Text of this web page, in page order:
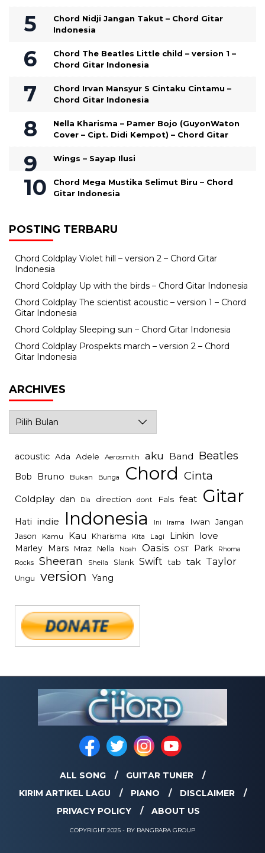
Chord Nidji Jangan Takut – Chord Gitar
Indonesia
Chord The Beatles Little child – version 1 –
Chord Gitar Indonesia
Chord Irvan Mansyur S Cintaku Cintamu –
Chord Gitar Indonesia
Nella Kharisma – Pamer Bojo (GuyonWaton
Cover – Cipt. Didi Kempot) – Chord Gitar
Wings – Sayap Ilusi
Chord Mega Mustika Selimut Biru – Chord
Gitar Indonesia
POSTING TERBARU
Chord Coldplay Violet hill – version 2 – Chord Gitar
Indonesia
Chord Coldplay Up with the birds – Chord Gitar Indonesia
Chord Coldplay The scientist acoustic – version 1 – Chord
Gitar Indonesia
Chord Coldplay Sleeping sun – Chord Gitar Indonesia
Chord Coldplay Prospekts march – version 2 – Chord
Gitar Indonesia
ARCHIVES
acoustic Ada Adele Aerosmith aku Band Beatles
Bob Bruno Bukan Bunga Chord Cinta
Coldplay dan Dia direction dont Fals feat Gitar
Hati indie Indonesia Ini Irama Iwan Jangan
Jason Kamu Kau Kharisma Kita Lagi Linkin love
Marley Mars Mraz Nella Noah Oasis OST Park Rhoma
Rocks Sheeran Sheila Slank Swift tab tak Taylor
Ungu version Yang
ALL SONG
GUITAR TUNER
KIRIM ARTIKEL LAGU
PIANO
DISCLAIMER
PRIVACY POLICY
ABOUT US
COPYRIGHT 2025 - BY BANGBARA GROUP